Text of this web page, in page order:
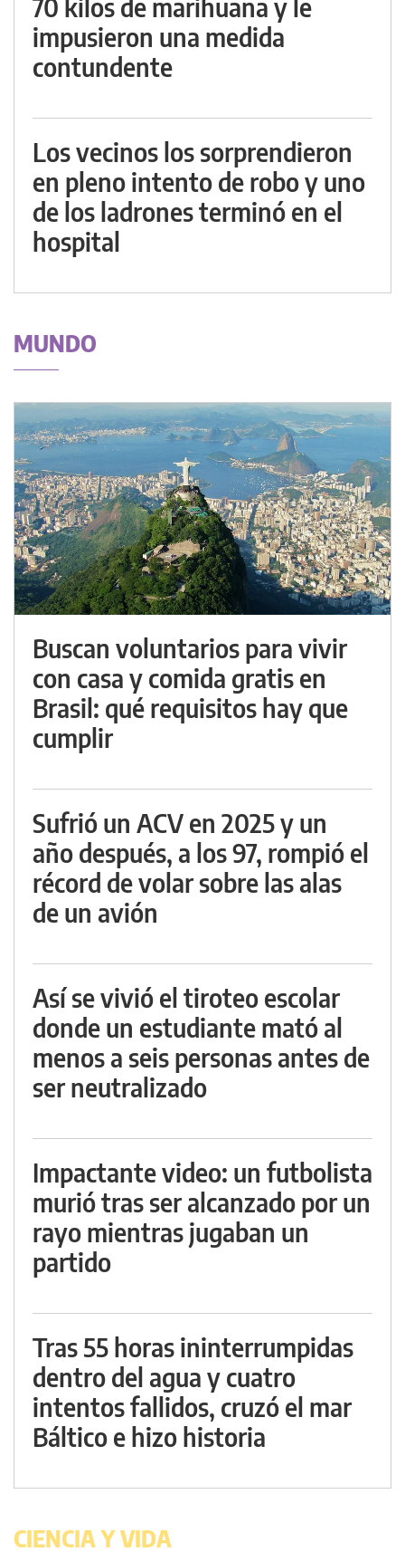
70 kilos de marihuana y le
impusieron una medida
contundente
Los vecinos los sorprendieron
en pleno intento de robo y uno
de los ladrones terminó en el
hospital
MUNDO
Buscan voluntarios para vivir
con casa y comida gratis en
Brasil: qué requisitos hay que
cumplir
Sufrió un ACV en 2025 y un
año después, a los 97, rompió el
récord de volar sobre las alas
de un avión
Así se vivió el tiroteo escolar
donde un estudiante mató al
menos a seis personas antes de
ser neutralizado
Impactante video: un futbolista
murió tras ser alcanzado por un
rayo mientras jugaban un
partido
Tras 55 horas ininterrumpidas
dentro del agua y cuatro
intentos fallidos, cruzó el mar
Báltico e hizo historia
CIENCIA Y VIDA